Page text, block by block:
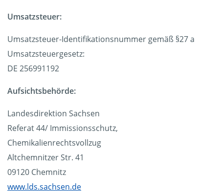
Umsatzsteuer:
Umsatzsteuer-Identifikationsnummer gemäß §27 a
Umsatzsteuergesetz:
DE 256991192
Aufsichtsbehörde:
Landesdirektion Sachsen
Referat 44/ Immissionsschutz,
Chemikalienrechtsvollzug
Altchemnitzer Str. 41
09120 Chemnitz
www.lds.sachsen.de